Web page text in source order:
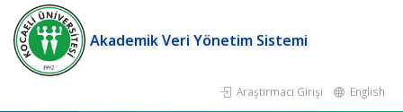
Akademik Veri Yönetim Sistemi
Araştırmacı Girişi English